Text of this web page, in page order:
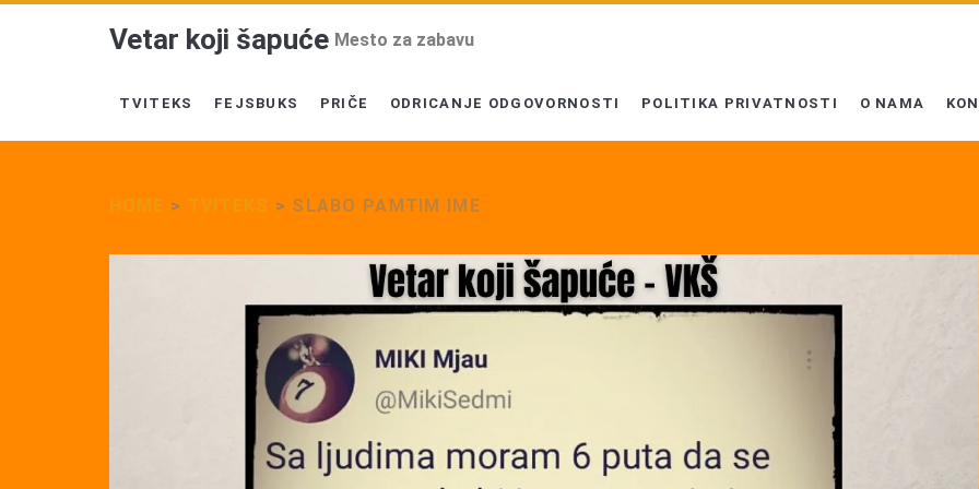
Vetar koji šapuće Mesto za zabavu
TVITEKS FEJSBUKS PRIČE ODRICANJE ODGOVORNOSTI POLITIKA PRIVATNOSTI O NAMA
> > SLABO PAMTIM IME